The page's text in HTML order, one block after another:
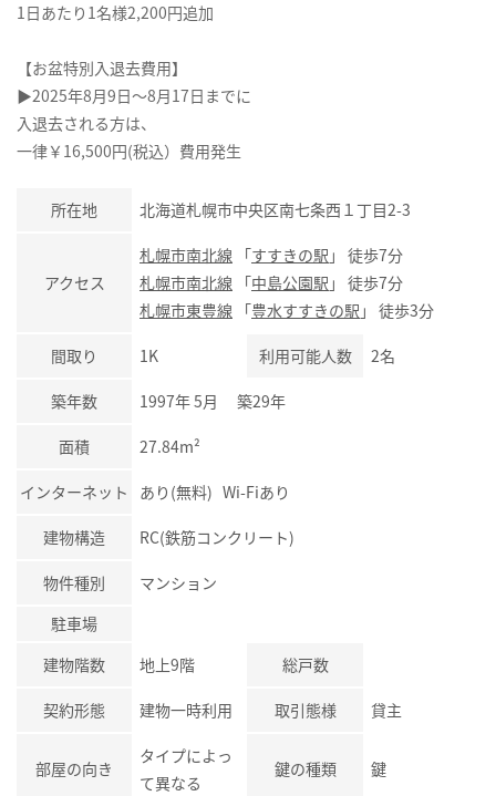
1日あたり1名様2,200円追加
【お盆特別入退去費用】
▶2025年8月9日～8月17日までに
入退去される方は、
一律￥16,500円(税込）費用発生
所在地 北海道札幌市中央区南七条西１丁目2-3
アクセス
札幌市南北線 「すすきの駅 」 徒歩7分
札幌市南北線 「中島公園駅 」 徒歩7分
札幌市東豊線 「豊水すすきの駅 」 徒歩3分
間取り 1K 利用可能人数 2名
築年数 1997年 5月 築29年
面積 27.84m²
インターネット あり(無料) Wi-Fiあり
建物構造 RC(鉄筋コンクリート)
物件種別
マンション
駐車場
建物階数
地上9階 総戸数
契約形態 建物一時利用 取引態様 貸主
部屋の向き
タイプによっ
て異なる
鍵の種類 鍵